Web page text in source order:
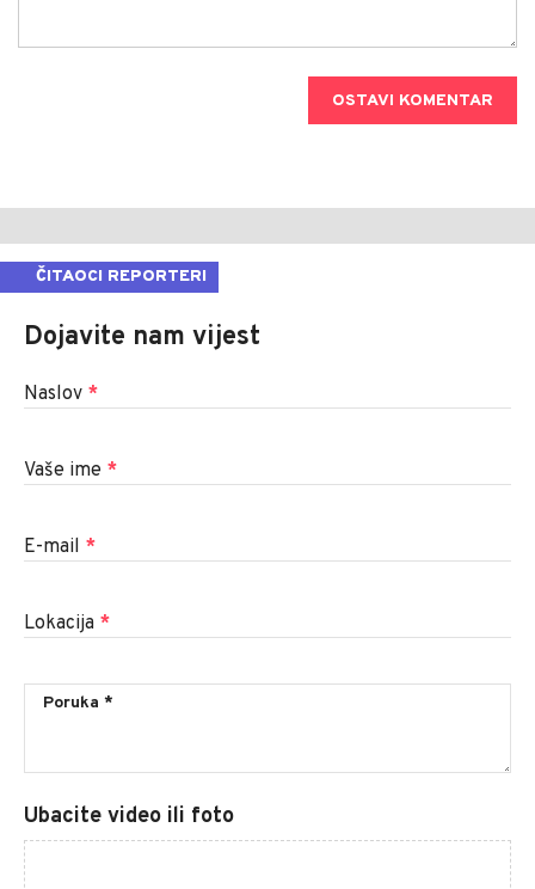
OSTAVI KOMENTAR
ČITAOCI REPORTERI
Dojavite nam vijest
Naslov *
Vaše ime *
E-mail *
Lokacija *
Ubacite video ili foto